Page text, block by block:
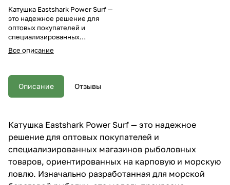
Катушка Eastshark Power Surf —
это надежное решение для
оптовых покупателей и
специализированных
магазинов рыболовных товаров,
ориентированных на карповую
разработанная для морской
береговой рыбалки, эта модель
прекрасно зарекомендовала
Прочный и легкий корпус:
Технология ULTRA SLIM BODY
обеспечивает малый вес
катушки, что снижает нагрузку
на рыболова при длительных
сессиях. Точная настройка
Все описание
Описание Отзывы
Катушка Eastshark Power Surf — это надежное
решение для оптовых покупателей и
специализированных магазинов рыболовных
товаров, ориентированных на карповую и морскую
ловлю. Изначально разработанная для морской